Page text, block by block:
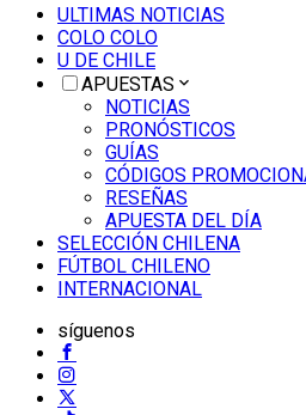
ULTIMAS NOTICIAS
COLO COLO
U DE CHILE
APUESTAS
NOTICIAS
PRONÓSTICOS
GUÍAS
CÓDIGOS
RESEÑAS
APUESTA DEL DÍA
SELECCIÓN CHILENA
FÚTBOL CHILENO
INTERNACIONAL
síguenos